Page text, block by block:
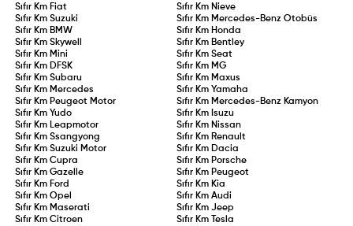
Sıfır Km Fiat Sıfır Km Nieve
Sıfır KmSuzuki Sıfır Km Mercedes-Benz Otobüs
Sıfır Km BMW Sıfır Km Honda
Sıfır KmSkywell Sıfır Km Bentley
Sıfır Km Mini Sıfır Km Seat
Sıfır Km DFSK Sıfır Km MG
Sıfır KmSubaru Sıfır Km Maxus
Sıfır Km Mercedes Sıfır Km Yamaha
Sıfır Km Peugeot Motor Sıfır Km Mercedes-Benz Kamyon
Sıfır KmYudo Sıfır Km Isuzu
Sıfır Km Leapmotor Sıfır Km Nissan
Sıfır KmSsangyong Sıfır Km Renault
Sıfır KmSuzuki Motor Sıfır Km Dacia
Sıfır KmCupra Sıfır Km Porsche
Sıfır KmGazelle Sıfır Km Peugeot
Sıfır Km Ford Sıfır Km Kia
Sıfır KmOpel Sıfır Km Audi
Sıfır Km Maserati Sıfır Km Jeep
Sıfır KmCitroen Sıfır Km
Tesla